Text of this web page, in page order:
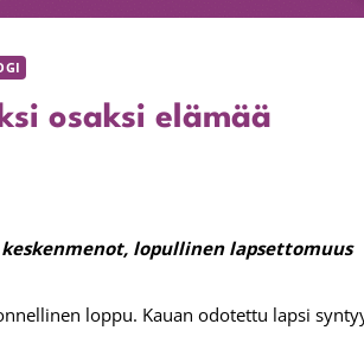
osaksi elämää
lopullinen lapsettomuus
loppu. Kauan odotettu lapsi